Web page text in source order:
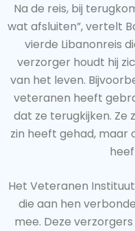
Na de reis, bij
wat afsluiten”, vertelt
vierde Libanonreis
verzorger houdt hij
van het leven.
veteranen heeft
dat ze terugkijken. Ze
zin heeft gehad, maar
Het Veteranen
die aan hen
mee. Deze